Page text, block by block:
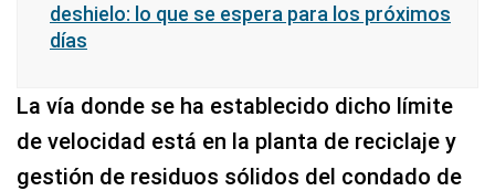
deshielo: lo que se espera para los próximos
días
La vía donde se ha establecido dicho límite
de velocidad está en la planta de reciclaje y
gestión de residuos sólidos del condado de